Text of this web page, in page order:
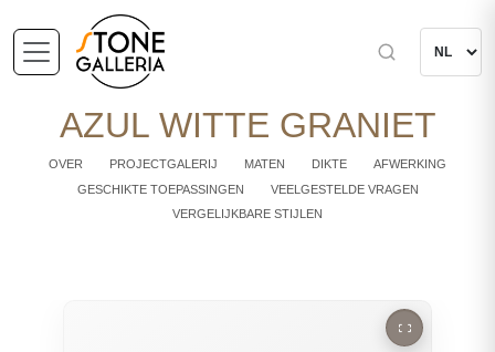
AZUL WITTE GRANIET
OVER PROJECTGALERIJ MATEN DIKTE
AFWERKING
GESCHIKTE TOEPASSINGEN
VEELGESTELDE VRAGEN
VERGELIJKBARE STIJLEN